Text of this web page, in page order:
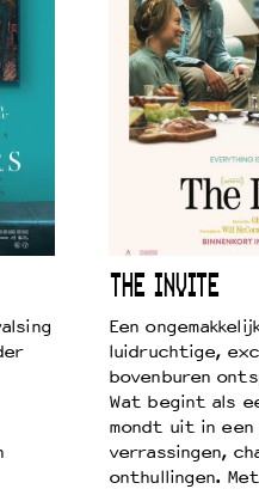
THE INVITE
Een
luidruchtige,
bovenburen
Wat begint als
mondt uit in een
verrassingen,
onthullingen.